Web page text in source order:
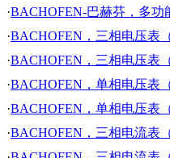
·BACHOFEN-巴赫芬，多
·BACHOFEN，三相电压表
·BACHOFEN，三相电压表
·BACHOFEN，单相电压表
·BACHOFEN，单相电压表
·BACHOFEN，三相电流表